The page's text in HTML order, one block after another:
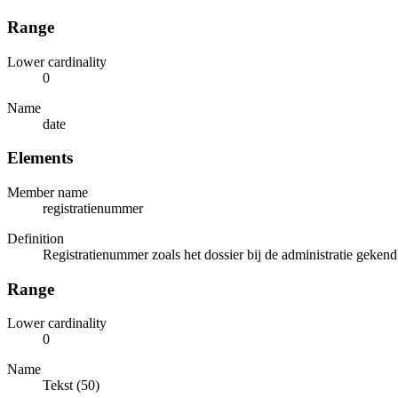
Range
Lower cardinality
0
Name
date
Elements
Member name
registratienummer
Definition
Registratienummer zoals het dossier bij de administratie
Range
Lower cardinality
0
Name
Tekst (50)